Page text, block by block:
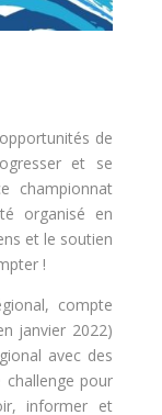
de
et se
championnat
organisé en
et le soutien
!
compte
janvier 2022)
avec des
pour
informer et